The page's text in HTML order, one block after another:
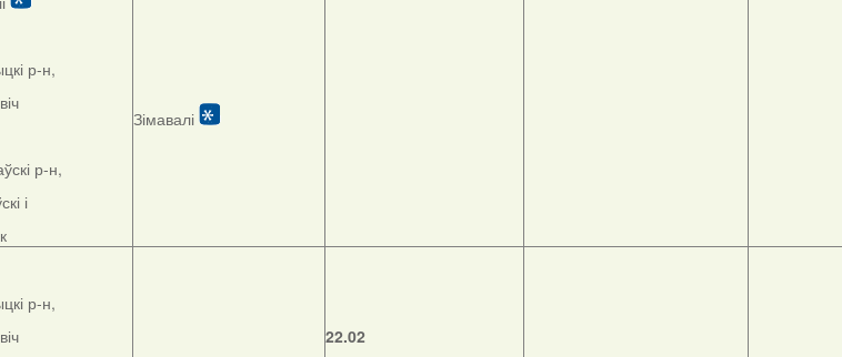
р-н,
р-н,
і
Зімавалі
р-н,
22.02